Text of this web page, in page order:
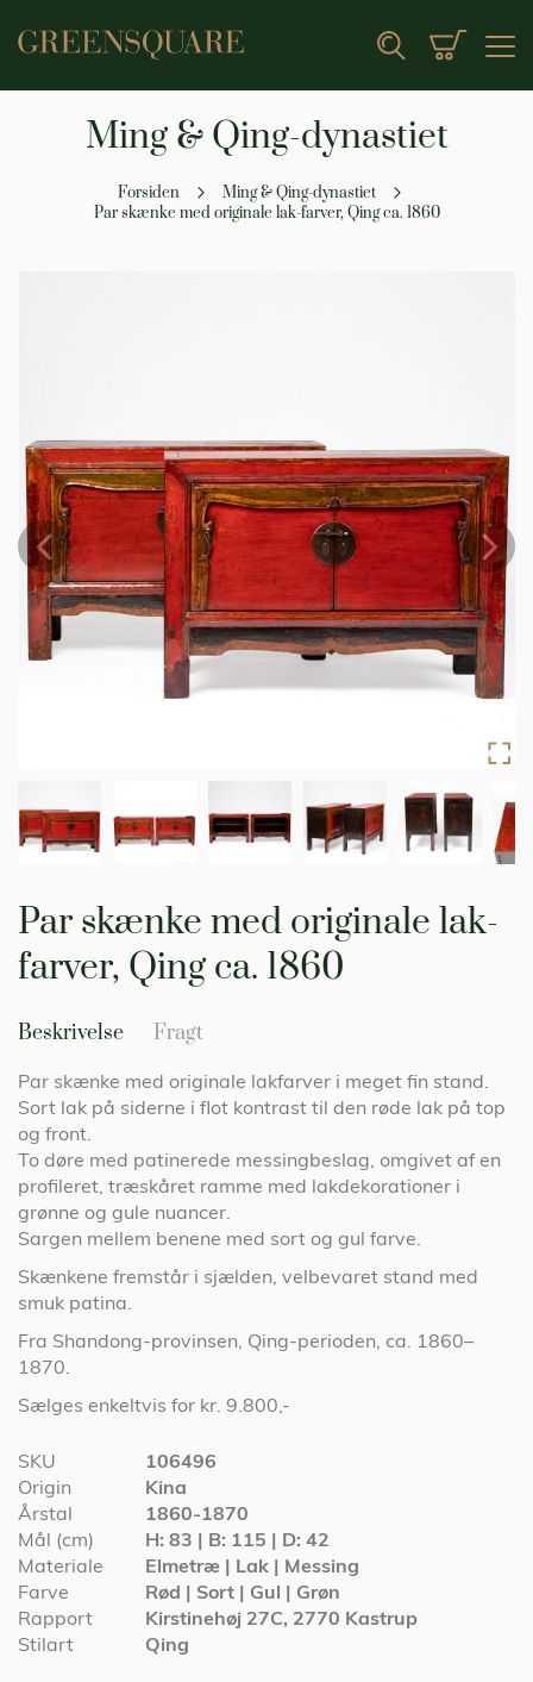
Search Min
Ming & Qing-dynastiet
Forsiden
Ming & Qing-dynastiet
Par skænke med originale lak-farver, Qing ca. 1860
Par skænke med originale lak-
farver, Qing ca. 1860
Beskrivelse
Par skænke med originale lakfarver i meget fin stand.
Sort lak på siderne i flot kontrast til den røde lak på top
og front.
To døre med patinerede messingbeslag, omgivet af en
profileret, træskåret ramme med lakdekorationer i
grønne og gule nuancer.
Sargen mellem benene med sort og gul farve.
Skænkene fremstår i sjælden, velbevaret stand med
smuk patina.
Fra Shandong-provinsen, Qing-perioden, ca. 1860–
1870.
Sælges enkeltvis for kr. 9.800,-
Specifikationer
SKU
106496
Origin
Kina
Årstal
1860-1870
Mål (cm)
H: 83 | B: 115 | D: 42
Materiale
Elmetræ | Lak | Messing
Farve
Rød | Sort | Gul | Grøn
Rapport
Kirstinehøj 27C, 2770 Kastrup
Stilart
Qing
Fragt
starten
af
billedgalleriet